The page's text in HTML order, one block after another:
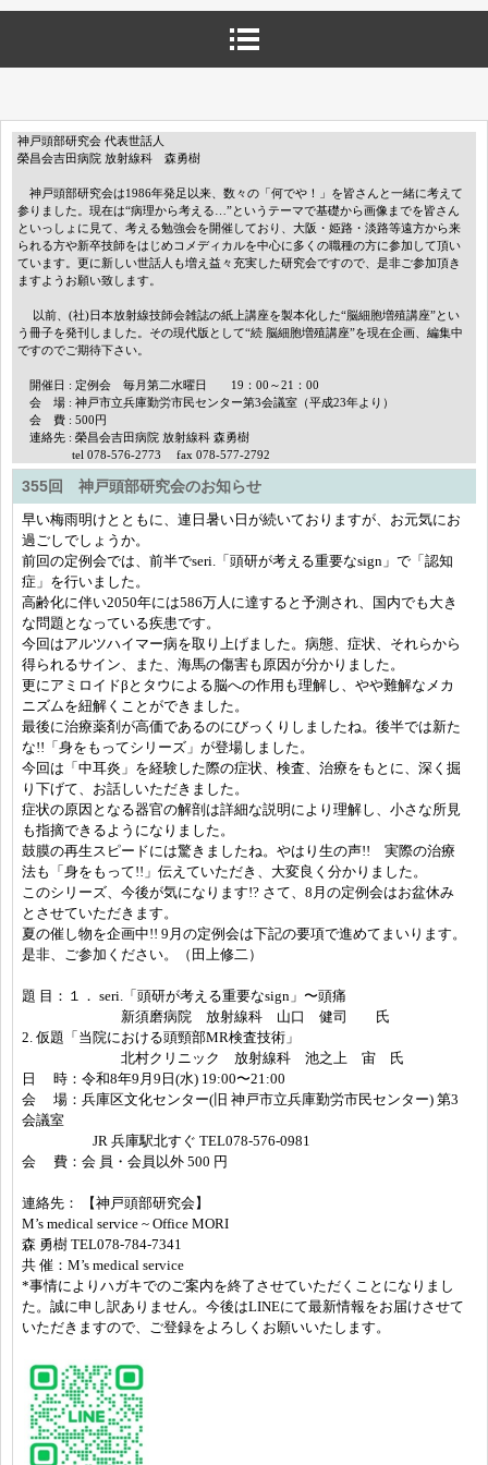
神戸頭部研究会 代表世話人
榮昌会吉田病院 放射線科 森勇樹
神戸頭部研究会は1986年発足以来、数々の「何でや！」を皆さんと一緒に考えて
参りました。現在は“病理から考える…”というテーマで基礎から画像までを皆さん
といっしょに見て、考える勉強会を開催しており、大阪・姫路・淡路等遠方から来
られる方や新卒技師をはじめコメディカルを中心に多くの職種の方に参加して頂い
ています。更に新しい世話人も増え益々充実した研究会ですので、是非ご参加頂き
ますようお願い致します。
以前、(社)日本放射線技師会雑誌の紙上講座を製本化した“脳細胞増殖講座”とい
う冊子を発刊しました。その現代版として“続 脳細胞増殖講座”を現在企画、編集中
ですのでご期待下さい。
開催日 : 定例会 毎月第二水曜日 19：00～21：00
会 場 : 神戸市立兵庫勤労市民センター第3会議室（平成23年より）
会 費 : 500円
連絡先 : 榮昌会吉田病院 放射線科 森勇樹
tel 078-576-2773 fax 078-577-2792
355回 神戸頭部研究会のお知らせ
早い梅雨明けとともに、連日暑い日が続いておりますが、お元気にお
過ごしでしょうか。
前回の定例会では、前半でseri.「頭研が考える重要なsign」で「認知
症」を行いました。
高齢化に伴い2050年には586万人に達すると予測され、国内でも大き
な問題となっている疾患です。
今回はアルツハイマー病を取り上げました。病態、症状、それらから
得られるサイン、また、海馬の傷害も原因が分かりました。
更にアミロイドβとタウによる脳への作用も理解し、やや難解なメカ
ニズムを紐解くことができました。
最後に治療薬剤が高価であるのにびっくりしましたね。後半では新た
な!!「身をもってシリーズ」が登場しました。
今回は「中耳炎」を経験した際の症状、検査、治療をもとに、深く掘
り下げて、お話しいただきました。
症状の原因となる器官の解剖は詳細な説明により理解し、小さな所見
も指摘できるようになりました。
鼓膜の再生スピードには驚きましたね。やはり生の声!! 実際の治療
法も「身をもって!!」伝えていただき、大変良く分かりました。
このシリーズ、今後が気になります!? さて、8月の定例会はお盆休み
とさせていただきます。
夏の催し物を企画中!! 9月の定例会は下記の要項で進めてまいります。
是非、ご参加ください。（田上修二）
題 目：１． seri.「頭研が考える重要なsign」〜頭痛
新須磨病院 放射線科 山口 健司 氏
2. 仮題「当院における頭頸部MR検査技術」
北村クリニック 放射線科 池之上 宙 氏
日 時：令和8年9月9日(水) 19:00〜21:00
会 場：兵庫区文化センター(旧 神戸市立兵庫勤労市民センター) 第3
会議室
JR 兵庫駅北すぐ TEL078-576-0981
会 費：会 員・会員以外 500 円
連絡先： 【神戸頭部研究会】
M’s medical service ~ Office MORI
森 勇樹 TEL078-784‐7341
共 催：M’s medical service
*事情によりハガキでのご案内を終了させていただくことになりまし
た。誠に申し訳ありません。今後はLINEにて最新情報をお届けさせて
いただきますので、ご登録をよろしくお願いいたします。